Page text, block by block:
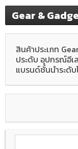
Gear &
สินค้าประเภท
ประดับ อุปกรณ์อีเ
แบรนด์ชั้นนำระดับ